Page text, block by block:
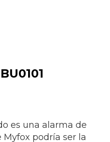
es una alarma de
Myfox podría ser la